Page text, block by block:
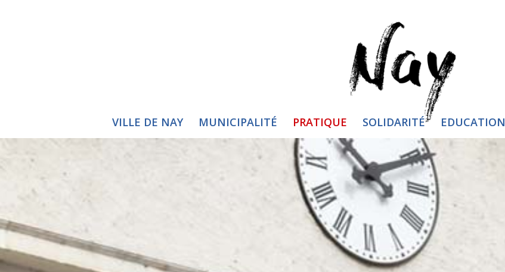
VILLE DE NAY MUNICIPALITÉ PRATIQUE SOLIDARITÉ EDUCATION